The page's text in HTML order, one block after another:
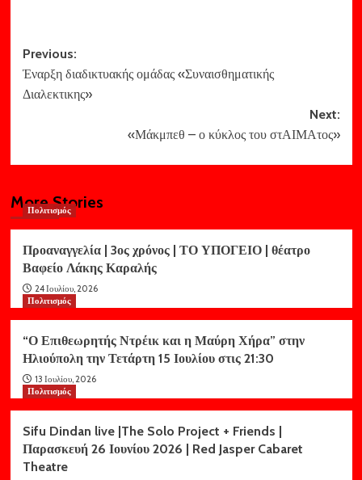
Post
navigation
Previous:
Έναρξη διαδικτυακής ομάδας «Συναισθηματικής
Διαλεκτικης»
Next:
«Μάκμπεθ – ο κύκλος του στΑΙΜΑτος»
More Stories
Πολιτισμός
Προαναγγελία | 3ος χρόνος | ΤΟ ΥΠΟΓΕΙΟ | θέατρο
Βαφείο Λάκης Καραλής
24 Ιουλίου, 2026
Πολιτισμός
“Ο Επιθεωρητής Ντρέικ και η Μαύρη Χήρα” στην
Ηλιούπολη την Τετάρτη 15 Ιουλίου στις 21:30
13 Ιουλίου, 2026
Πολιτισμός
Sifu Dindan live |The Solo Project + Friends |
Παρασκευή 26 Ιουνίου 2026 | Red Jasper Cabaret
Theatre